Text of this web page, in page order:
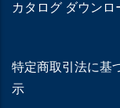
カタログ ダウンロ
特定商取引法に基
示